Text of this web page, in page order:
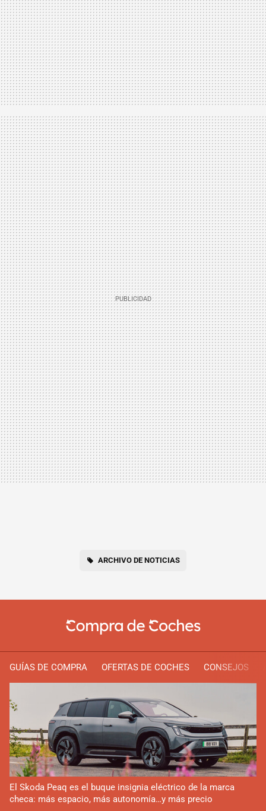
ARCHIVO DE NOTICIAS
GUÍAS DE COMPRA OFERTAS DE COCHES CONSEJOS
El Skoda Peaq es el buque insignia eléctrico de la marca
checa: más espacio, más autonomía…y más precio